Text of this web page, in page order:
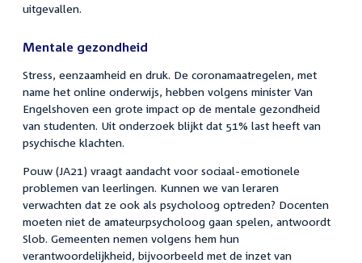
uitgevallen.
Mentale gezondheid
Stress, eenzaamheid en druk. De coronamaatregelen, met
name het online onderwijs, hebben volgens minister Van
Engelshoven een grote impact op de mentale gezondheid
van studenten. Uit onderzoek blijkt dat 51% last heeft van
psychische klachten.
Pouw (JA21) vraagt aandacht voor sociaal-emotionele
problemen van leerlingen. Kunnen we van leraren
verwachten dat ze ook als psycholoog optreden? Docenten
moeten niet de amateurpsycholoog gaan spelen, antwoordt
Slob. Gemeenten nemen volgens hem hun
verantwoordelijkheid, bijvoorbeeld met de inzet van